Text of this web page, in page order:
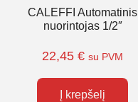
CALEFFI Automatinis
nuorintojas 1/2″
22,45 € su PVM
Į krepšelį